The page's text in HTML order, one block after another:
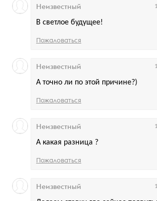
В светлое будущее!
Неизвестный
Пожаловаться
А точно ли по этой причине?)
Неизвестный
Пожаловаться
А какая разница ?
Неизвестный
Пожаловаться
Неизвестный